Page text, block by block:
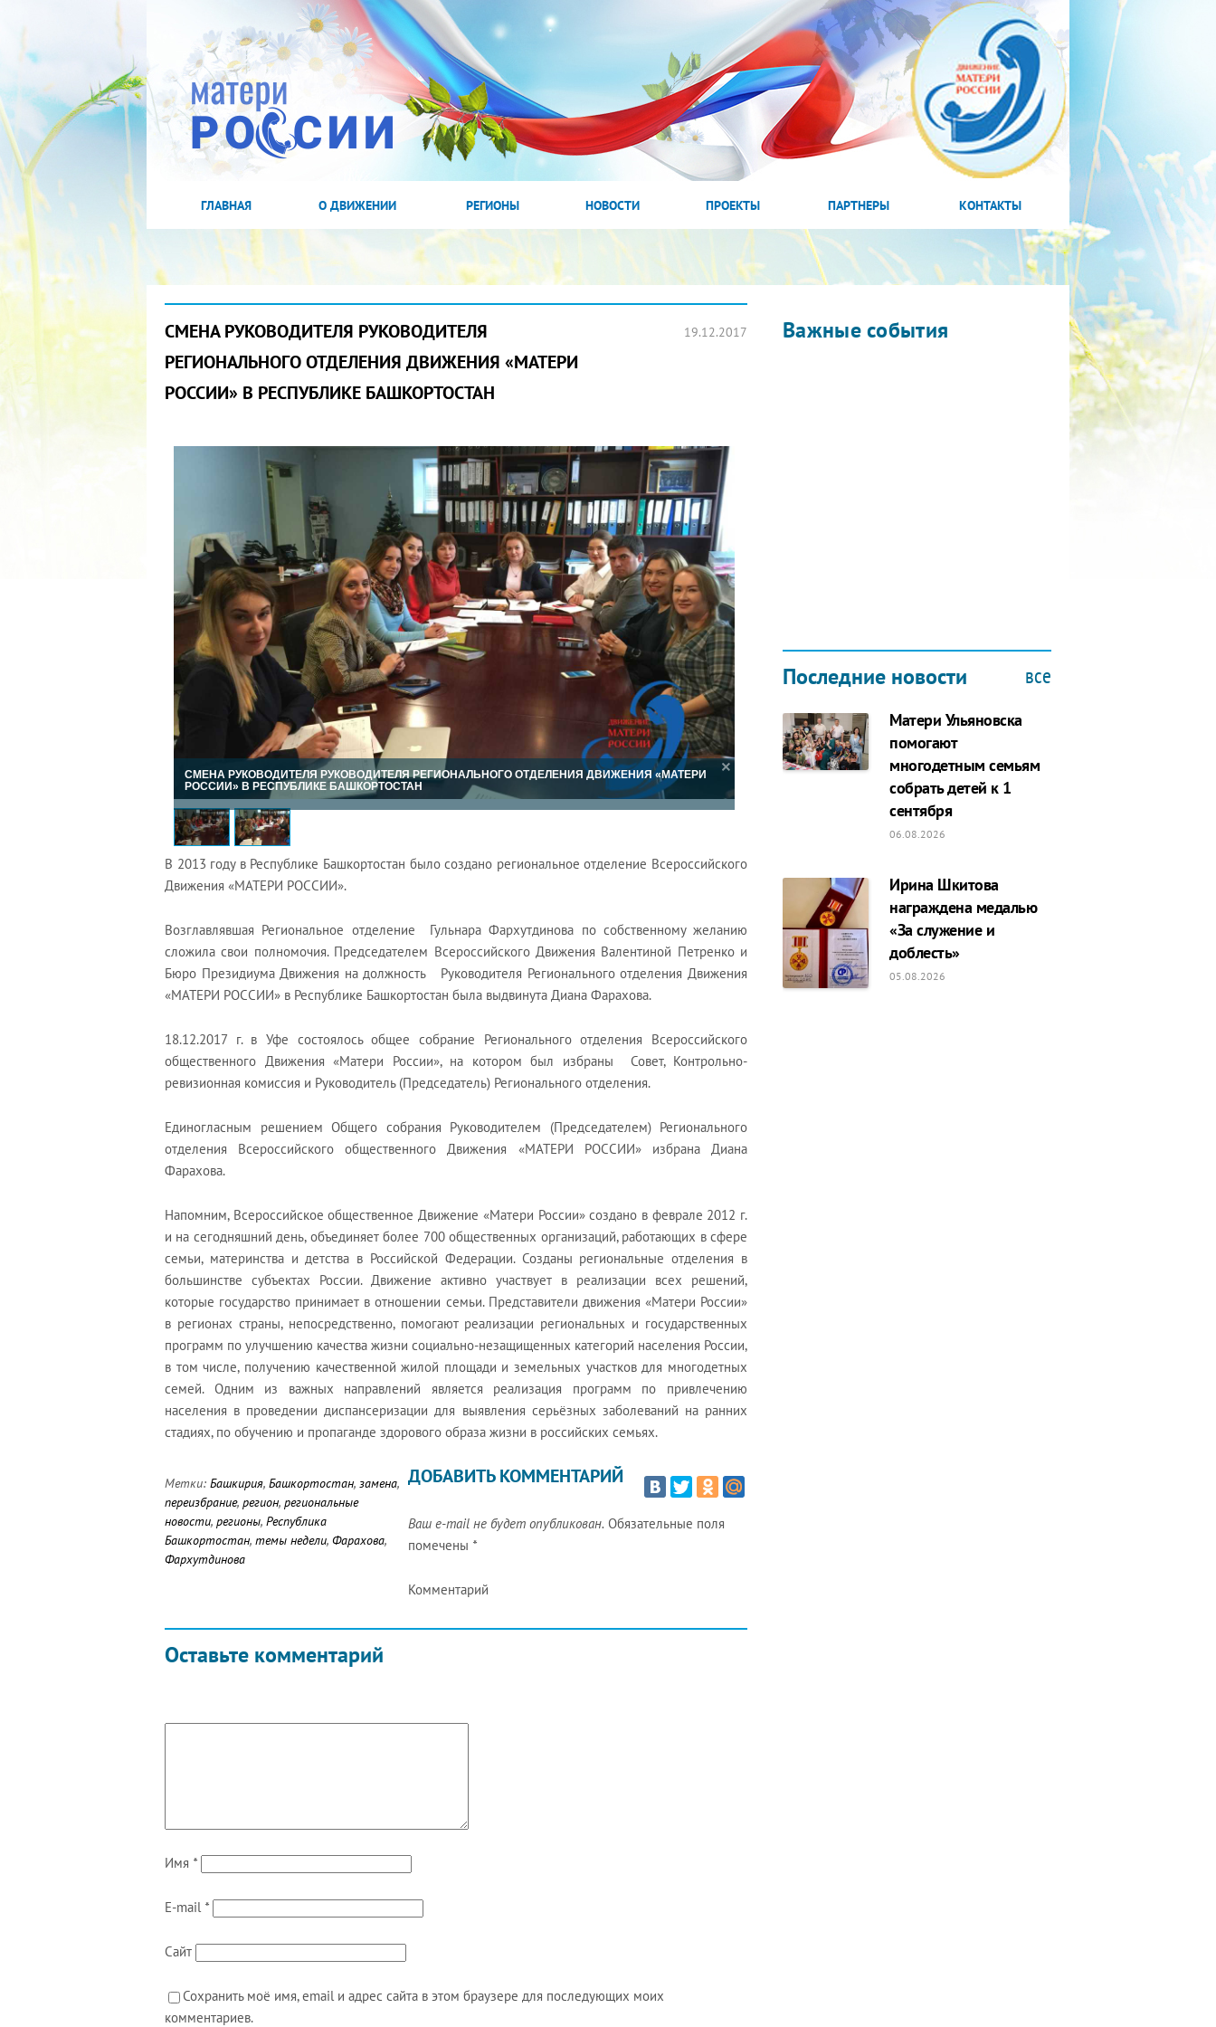
ГЛАВНАЯ О ДВИЖЕНИИ РЕГИОНЫ НОВОСТИ ПРОЕКТЫ ПАРТНЕРЫ КОНТАКТЫ
СМЕНА РУКОВОДИТЕЛЯ РУКОВОДИТЕЛЯ
РЕГИОНАЛЬНОГО ОТДЕЛЕНИЯ ДВИЖЕНИЯ «МАТЕРИ
РОССИИ» В РЕСПУБЛИКЕ БАШКОРТОСТАН
19.12.2017
СМЕНА РУКОВОДИТЕЛЯ РУКОВОДИТЕЛЯ РЕГИОНАЛЬНОГО ОТДЕЛЕНИЯ ДВИЖЕНИЯ «МАТЕРИ
РОССИИ» В РЕСПУБЛИКЕ БАШКОРТОСТАН
В 2013 году в Республике Башкортостан было создано региональное отделение Всероссийского
Движения «МАТЕРИ РОССИИ».
Возглавлявшая Региональное отделение Гульнара Фархутдинова по собственному желанию
сложила свои полномочия. Председателем Всероссийского Движения Валентиной Петренко и
Бюро Президиума Движения на должность Руководителя Регионального отделения Движения
«МАТЕРИ РОССИИ» в Республике Башкортостан была выдвинута Диана Фарахова.
18.12.2017 г. в Уфе состоялось общее собрание Регионального отделения Всероссийского
общественного Движения «Матери России», на котором был избраны Совет, Контрольно-
ревизионная комиссия и Руководитель (Председатель) Регионального отделения.
Единогласным решением Общего собрания Руководителем (Председателем) Регионального
отделения Всероссийского общественного Движения «МАТЕРИ РОССИИ» избрана Диана
Фарахова.
Напомним, Всероссийское общественное Движение «Матери России» создано в феврале 2012 г.
и на сегодняшний день, объединяет более 700 общественных организаций, работающих в сфере
семьи, материнства и детства в Российской Федерации. Созданы региональные отделения в
большинстве субъектах России. Движение активно участвует в реализации всех решений,
которые государство принимает в отношении семьи. Представители движения «Матери России»
в регионах страны, непосредственно, помогают реализации региональных и государственных
программ по улучшению качества жизни социально-незащищенных категорий населения России,
в том числе, получению качественной жилой площади и земельных участков для многодетных
семей. Одним из важных направлений является реализация программ по привлечению
населения в проведении диспансеризации для выявления серьёзных заболеваний на ранних
стадиях, по обучению и пропаганде здорового образа жизни в российских семьях.
Метки: Башкирия, Башкортостан, замена,
переизбрание, регион, региональные
новости, регионы, Республика
Башкортостан, темы недели, Фарахова,
Фархутдинова
Оставьте комментарий
ДОБАВИТЬ КОММЕНТАРИЙ
Ваш e-mail не будет опубликован. Обязательные поля
помечены *
Комментарий
Имя *
E-mail *
Сайт
Сохранить моё имя, email и адрес сайта в этом браузере для последующих моих
комментариев.
Важные события
2022 ГОД ПРОВОЗГЛАШЕН ГОДОМ
МАТЕРИ В ЯКУТИИ
19.12.2021
Последние новости все
Матери Ульяновска
помогают
многодетным семьям
собрать детей к 1
сентября
06.08.2026
Ирина Шкитова
награждена медалью
«За служение и
доблесть»
05.08.2026